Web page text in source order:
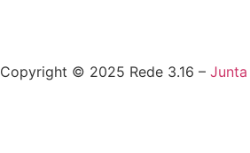
Copyright © 2025 Rede 3.16 –